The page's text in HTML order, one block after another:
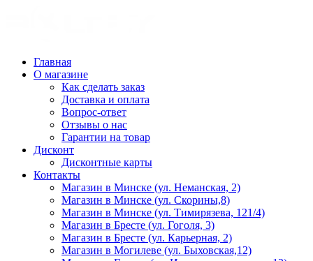
Главная
О магазине
Как сделать заказ
Доставка и оплата
Вопрос-ответ
Отзывы о нас
Гарантии на товар
Дисконт
Дисконтные карты
Контакты
Магазин в Минске (ул. Неманская, 2)
Магазин в Минске (ул. Скорины,8)
Магазин в Минске (ул. Тимирязева, 121/4)
Магазин в Бресте (ул. Гоголя, 3)
Магазин в Бресте (ул. Карьерная, 2)
Магазин в Могилеве (ул. Быховская,12)